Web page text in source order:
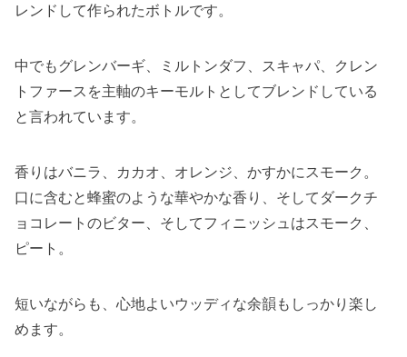
レンドして作られたボトルです。
中でもグレンバーギ、ミルトンダフ、スキャパ、クレン
トファースを主軸のキーモルトとしてブレンドしている
と言われています。
香りはバニラ、カカオ、オレンジ、かすかにスモーク。
口に含むと蜂蜜のような華やかな香り、そしてダークチ
ョコレートのビター、そしてフィニッシュはスモーク、
ピート。
短いながらも、心地よいウッディな余韻もしっかり楽し
めます。